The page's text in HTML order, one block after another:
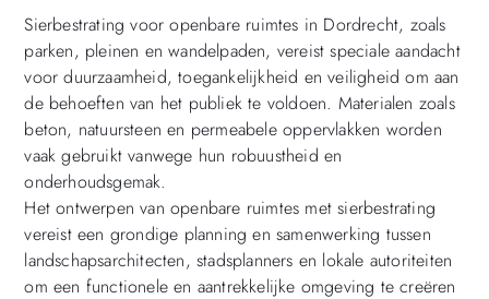
Sierbestrating voor openbare ruimtes in Dordrecht, zoals
parken, pleinen en wandelpaden, vereist speciale aandacht
voor duurzaamheid, toegankelijkheid en veiligheid om aan
de behoeften van het publiek te voldoen. Materialen zoals
beton, natuursteen en permeabele oppervlakken worden
vaak gebruikt vanwege hun robuustheid en
onderhoudsgemak.
Het ontwerpen van openbare ruimtes met sierbestrating
vereist een grondige planning en samenwerking tussen
landschapsarchitecten, stadsplanners en lokale autoriteiten
om een functionele en aantrekkelijke omgeving te creëren